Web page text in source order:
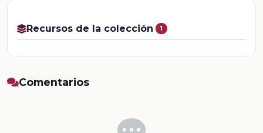
Recursos de la colección 1
Comentarios